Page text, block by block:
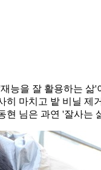
능을 잘 활용하는
히 마치고 밭 비닐
님은 과연 '잘사는